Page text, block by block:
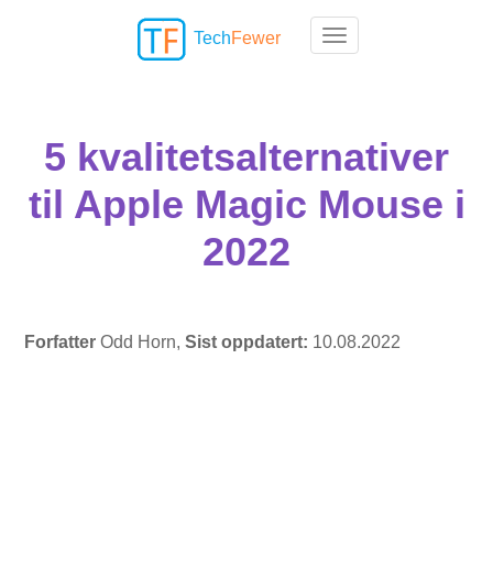
Toggle navigation
TechFewer
5 kvalitetsalternativer
til Apple Magic Mouse i
2022
Forfatter Odd Horn,Sist oppdatert: 10.08.2022